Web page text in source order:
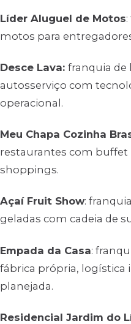
Líder Aluguel de Motos
motos para
Desce Lava: franquia de
autosserviço com
operacional.
Meu Chapa Cozinha
restaurantes com buffet
shoppings.
Açaí Fruit Show:
geladas com cadeia de
Empada da Casa:
fábrica própria, logística
planejada.
Residencial Jardim do